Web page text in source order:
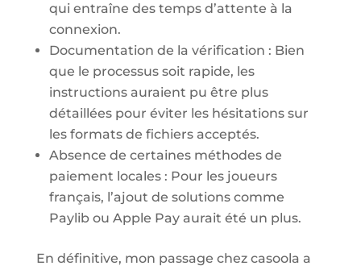
qui entraîne des temps d’attente à la
connexion.
Documentation de la vérification : Bien
que le processus soit rapide, les
instructions auraient pu être plus
détaillées pour éviter les hésitations sur
les formats de fichiers acceptés.
Absence de certaines méthodes de
paiement locales : Pour les joueurs
français, l’ajout de solutions comme
Paylib ou Apple Pay aurait été un plus.
En définitive, mon passage chez casoola a